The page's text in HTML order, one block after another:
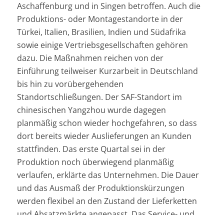
Aschaffenburg und in Singen betroffen. Auch die
Produktions- oder Montagestandorte in der
Türkei, Italien, Brasilien, Indien und Südafrika
sowie einige Vertriebsgesellschaften gehören
dazu. Die Maßnahmen reichen von der
Einführung teilweiser Kurzarbeit in Deutschland
bis hin zu vorübergehenden
Standortschließungen. Der SAF-Standort im
chinesischen Yangzhou wurde dagegen
planmäßig schon wieder hochgefahren, so dass
dort bereits wieder Auslieferungen an Kunden
stattfinden. Das erste Quartal sei in der
Produktion noch überwiegend planmäßig
verlaufen, erklärte das Unternehmen. Die Dauer
und das Ausmaß der Produktionskürzungen
werden flexibel an den Zustand der Lieferketten